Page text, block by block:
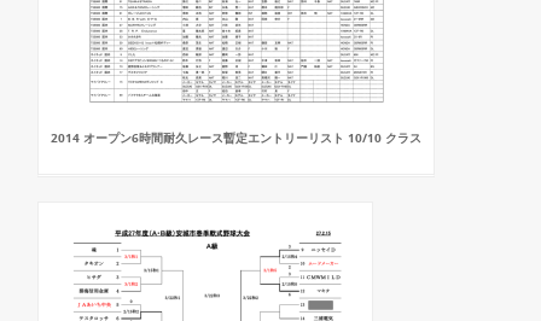
2014 オープン6時間耐久レース暫定エントリーリスト 10/10 クラス